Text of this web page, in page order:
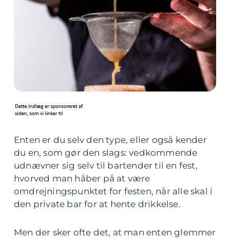
Enten er du selv den type, eller også kender
du en, som gør den slags: vedkommende
udnævner sig selv til bartender til en fest,
hvorved man håber på at være
omdrejningspunktet for festen, når alle skal i
den private bar for at hente drikkelse.
Men der sker ofte det, at man enten glemmer